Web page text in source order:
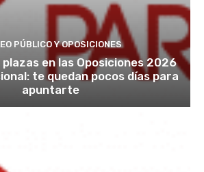
PÚBLICO Y OPOSICIONES
en las Oposiciones 2026
te quedan pocos días para
apuntarte